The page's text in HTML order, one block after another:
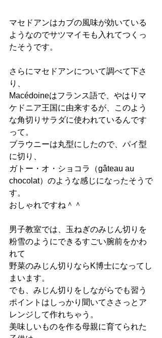
マセドアンはカブの風味が効いている
ようなのでサツマイモも入れてつくっ
たそうです。
さらにマセドアンについて調べて下さ
り、
Macédoineはフランス語で、やはりマ
ケドニア王国に由来するが、このよう
な角切りサラダに使われているんです
って。
ブラウニーは丸型にしたので、パイ型
に切り、
ガトー・オ・ショコラ（gâteau au
chocolat）のような感じになったそうで
す。
おしゃれですね＾＾
男子教室では、玉ねぎのみじん切りを
粉雪のようにできるすごい腕前をかわ
れて
野菜のみじん切りならK博士になってし
まいます。
でも、みじん切りをしながらでも習う
ポイントはしっかり聞いてささっとア
レンジして作れちゃう。
美味しいものを作る母親に育てられた